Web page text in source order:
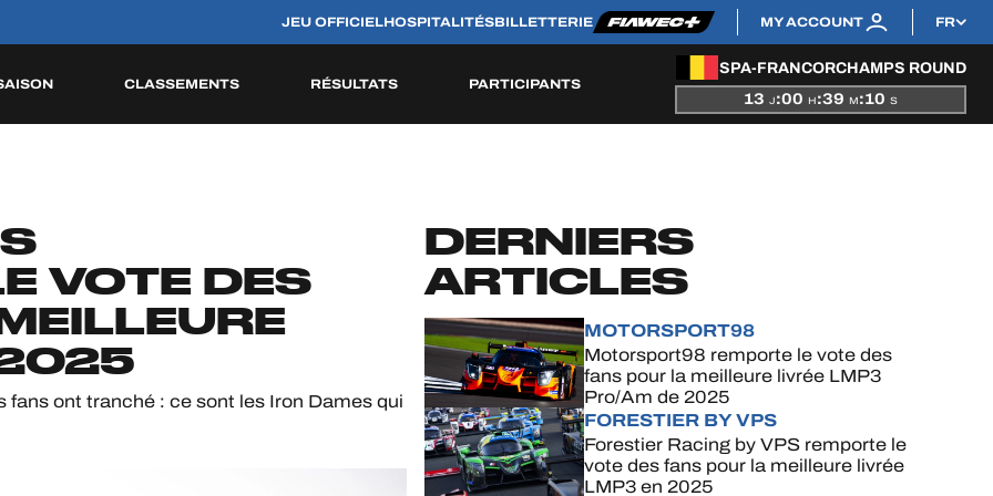
JEU OFFICIELHOSPITALITÉSBILLETTERIE MY ACCOUNT FR
CLASSEMENTS RÉSULTATS PARTICIPANTS
SPA-FRANCORCHAMPS ROUND
13 J:00 H:39 M:08 S
VOTE DES
2025
fans ont tranché : ce sont les Iron Dames qui
DERNIERS
ARTICLES
MOTORSPORT98
Motorsport98 remporte le vote des
fans pour la meilleure livrée LMP3
Pro/Am de 2025
FORESTIER BY VPS
Forestier Racing by VPS remporte le
vote des fans pour la meilleure livrée
LMP3 en 2025